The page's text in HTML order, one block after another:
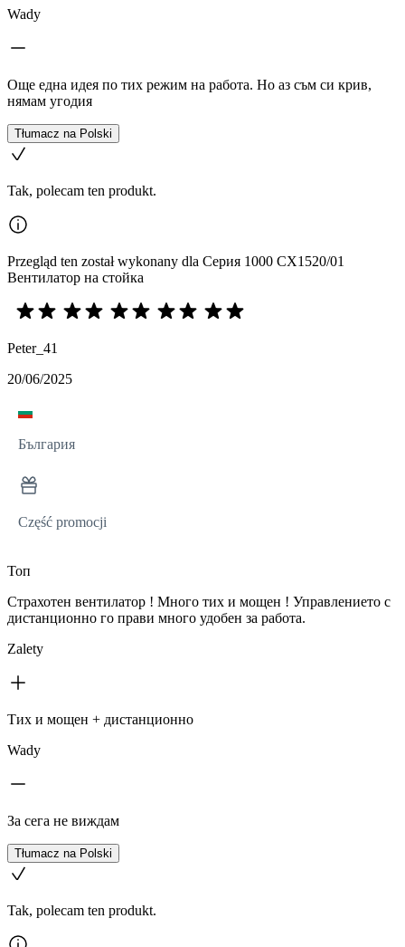
Wady
Още една идея по тих режим на работа. Но аз съм си крив,
нямам угодия
Tłumacz na Polski
Tak, polecam ten produkt.
Przegląd ten został wykonany dla Серия 1000 CX1520/01
Вентилатор на стойка
Peter_41
20/06/2025
България
Część promocji
Топ
Страхотен вентилатор ! Много тих и мощен ! Управлението с
дистанционно го прави много удобен за работа.
Zalety
Тих и мощен + дистанционно
Wady
За сега не виждам
Tłumacz na Polski
Tak, polecam ten produkt.